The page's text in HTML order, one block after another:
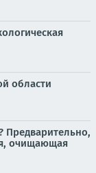
области
Предварительно,
очищающая